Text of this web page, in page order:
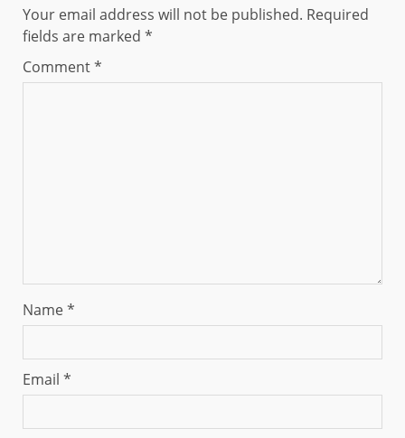
Your email address will not be published. Required
fields are marked *
Comment*
Name*
Email *